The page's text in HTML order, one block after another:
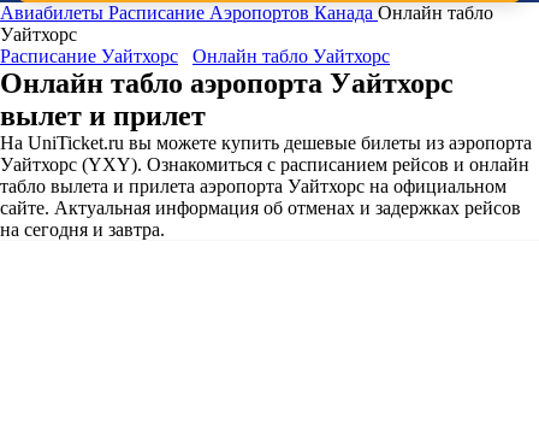
Авиабилеты Расписание Аэропортов Канада Онлайн табло
Уайтхорс
Расписание Уайтхорс
Онлайн табло Уайтхорс
Онлайн табло аэропорта Уайтхорс
вылет и прилет
На UniTicket.ru вы можете купить дешевые билеты из аэропорта
Уайтхорс (YXY). Ознакомиться с расписанием рейсов и онлайн
табло вылета и прилета аэропорта Уайтхорс на официальном
сайте. Актуальная информация об отменах и задержках рейсов
на сегодня и завтра.